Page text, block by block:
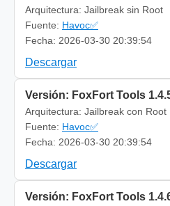
Arquitectura: Jailbreak sin Root
Fuente: Havoc✅
Fecha: 2026-03-30 20:39:54
Descargar
Versión: FoxFort Tools
Arquitectura: Jailbreak con Root
Fuente: Havoc✅
Fecha: 2026-03-30 20:39:54
Descargar
Versión: FoxFort Tools